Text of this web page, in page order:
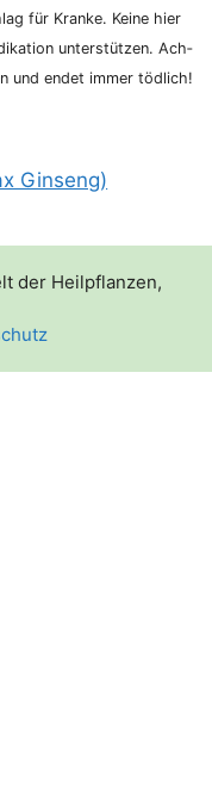
für Kran­ke. Kei­ne hier
unter­stüt­zen. Ach­
und endet immer töd­lich!
Ginseng)
der Heilpflanzen,